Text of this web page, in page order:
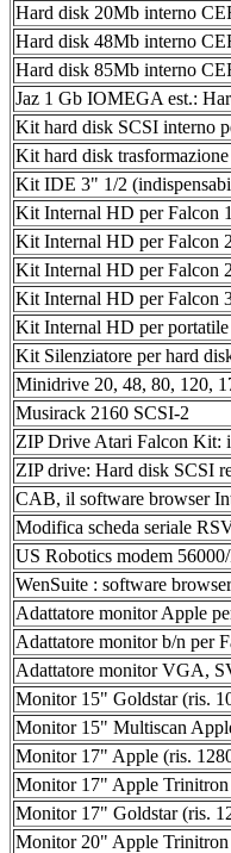
Hard disk 20Mb interno
Hard disk 48Mb interno
Hard disk 85Mb interno
Jaz 1 Gb IOMEGA est.:
Kit hard disk SCSI interno
Kit hard disk
Kit IDE 3" 1/2
Kit Internal HD per Falcon
Kit Internal HD per Falcon
Kit Internal HD per Falcon
Kit Internal HD per Falcon
Kit Internal HD per
Kit Silenziatore per hard
Minidrive 20, 48, 80, 120,
Musirack 2160 SCSI-2
ZIP Drive Atari Falcon Kit:
ZIP drive: Hard disk SCSI
CAB, il software browser
Modifica scheda seriale
US Robotics modem
WenSuite : software
Adattatore monitor Apple
Adattatore monitor b/n per
Adattatore monitor VGA,
Monitor 15" Goldstar (ris.
Monitor 15" Multiscan
Monitor 17" Apple (ris.
Monitor 17" Apple
Monitor 17" Goldstar (ris.
Monitor 20" Apple